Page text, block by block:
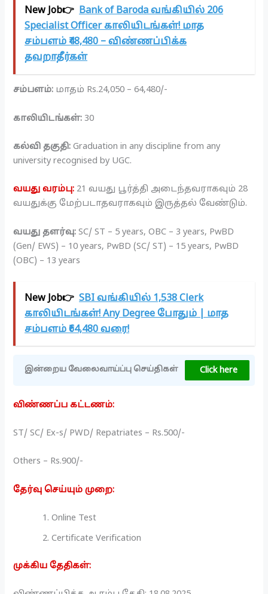
New Job👉 Bank of Baroda வங்கியில் 206
Specialist Officer காலியிடங்கள்! மாத
சம்பளம் ₹48,480 – விண்ணப்பிக்க
தவறாதீர்கள்
சம்பளம்: மாதம் Rs.24,050 – 64,480/-
காலியிடங்கள்: 30
கல்வி தகுதி: Graduation in any discipline from any
university recognised by UGC.
வயது வரம்பு: 21 வயது பூர்த்தி அடைந்தவராகவும் 28
வயதுக்கு மேற்படாதவராகவும் இருத்தல் வேண்டும்.
வயது தளர்வு:SC/ ST – 5 years, OBC – 3 years, PwBD
(Gen/ EWS) – 10 years, PwBD (SC/ ST) – 15 years, PwBD
(OBC) – 13 years
New Job👉 SBI வங்கியில் 1,538 Clerk
காலியிடங்கள்! Any Degree போதும் | மாத
சம்பளம் ₹64,480 வரை!
இன்றைய வேலைவாய்ப்பு செய்திகள் Click here
விண்ணப்ப கட்டணம்:
ST/ SC/ Ex-s/ PWD/ Repatriates – Rs.500/-
Others – Rs.900/-
தேர்வு செய்யும் முறை:
Online Test
Certificate Verification
முக்கிய தேதிகள்: